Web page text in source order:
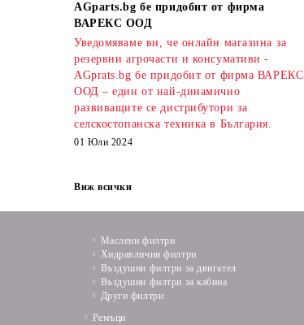
AGparts.bg бе придобит от фирма
ВАРЕКС ООД
Уведомяваме ви, че онлайн магазина за
резервни агрочасти и консумативи -
AGprats.bg бе придобит от фирма ВАРЕКС
ООД – един от най-динамично
развиващите се дистрибутори за
селскостопанска техника в България.
01 Юли 2024
Виж всички
Маслени филтри
Хидравлични филтри
Въздушни филтри за двигател
Въздушни филтри за кабина
Други филтри
Ремъци